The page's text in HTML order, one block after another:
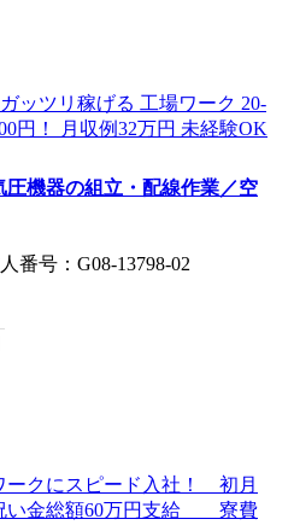
圧機器の組立・配線作業／空
番号：G08-13798-02